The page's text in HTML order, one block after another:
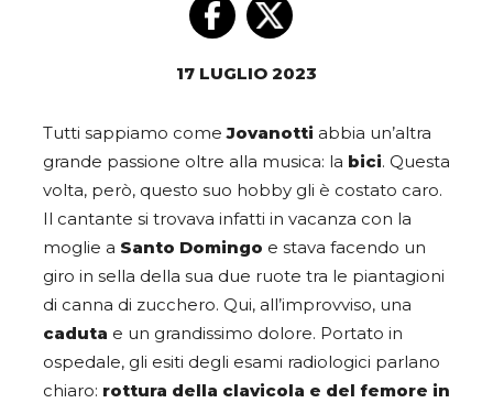
17 LUGLIO 2023
Tutti sappiamo comeJovanotti abbia un’altra
grande passione oltre alla musica: la bici. Questa
volta, però, questo suo hobby gli è costato caro.
Il cantante si trovava infatti in vacanza con la
moglie a Santo Domingo e stava facendo un
giro in sella della sua due ruote tra le piantagioni
di canna di zucchero. Qui, all’improvviso, una
caduta e un grandissimo dolore. Portato in
ospedale, gli esiti degli esami radiologici parlano
chiaro: rottura della clavicola e del femore in